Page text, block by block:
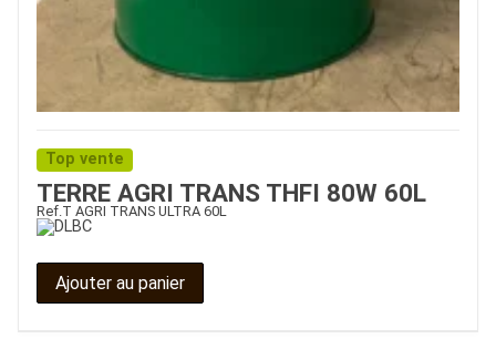
Top vente
TERRE AGRI TRANS THFI 80W 60L
Ref. T AGRI TRANS ULTRA 60L
Ajouter au panier